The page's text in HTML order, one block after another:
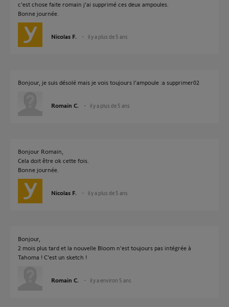
c'est chose faite romain j'ai supprimé ces deux ampoules.
Bonne journée.
Nicolas F. il y a plus de 5 ans
Bonjour, je suis désolé mais je vois toujours l'ampoule :a supprimer02
Romain C. il y a plus de 5 ans
Bonjour Romain,
Cela doit être ok cette fois.
Bonne journée.
Nicolas F. il y a plus de 5 ans
Bonjour,
2 mois plus tard et la nouvelle Bloom n'est toujours pas intégrée à
Tahoma ! C'est un sketch !
Romain C. il y a environ 5 ans